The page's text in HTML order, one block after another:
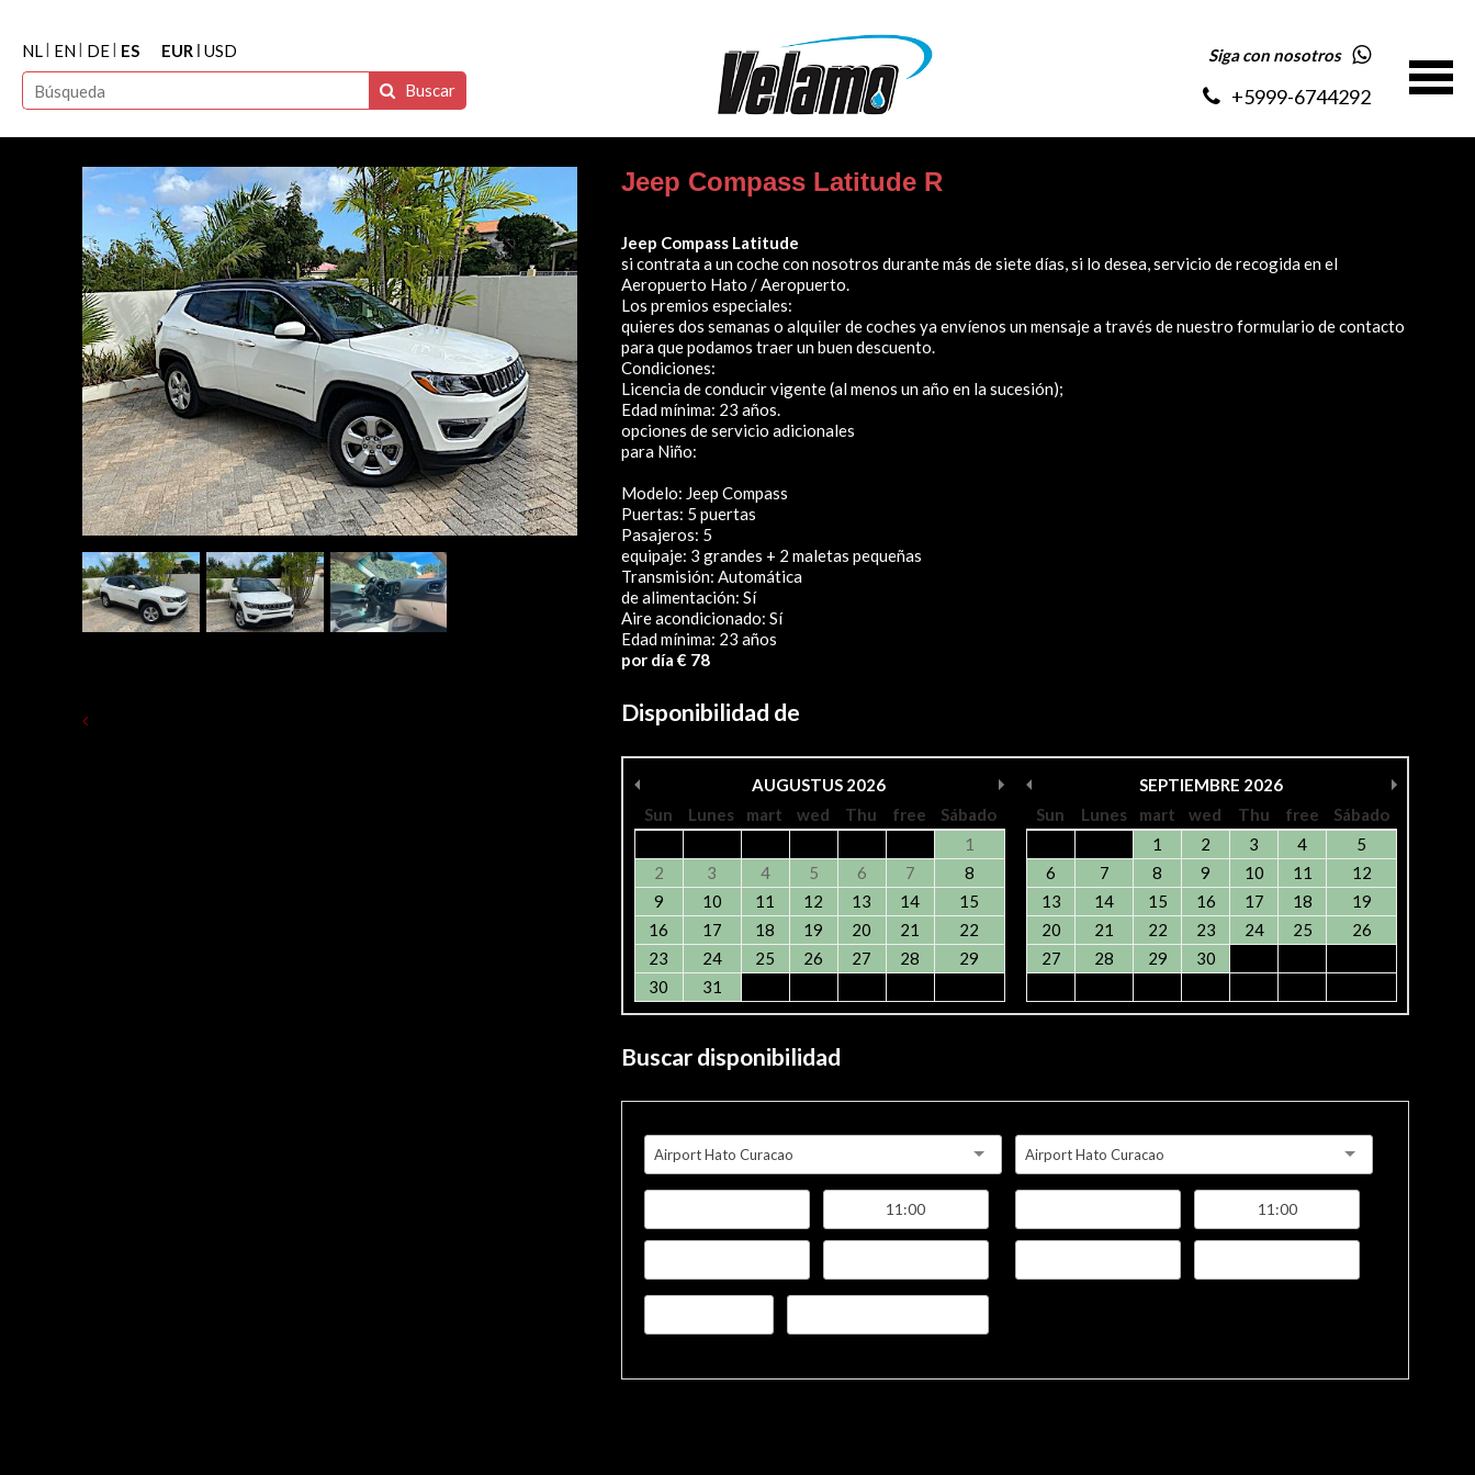
NL EN DE ES EUR USD
Buscar
Siga con nosotros
+5999-6744292
Jeep Compass Latitude R
Jeep Compass Latitude
si contrata a un coche con nosotros durante más de siete días, si lo desea, servicio de recogida en el
Aeropuerto Hato / Aeropuerto.
Los premios especiales:
quieres dos semanas o alquiler de coches ya envíenos un mensaje a través de nuestro formulario de contacto
para que podamos traer un buen descuento.
Condiciones:
Licencia de conducir vigente (al menos un año en la sucesión);
Edad mínima: 23 años.
opciones de servicio adicionales
para Niño:
Modelo: Jeep Compass
Puertas: 5 puertas
Pasajeros: 5
equipaje: 3 grandes + 2 maletas pequeñas
Transmisión: Automática
de alimentación: Sí
Aire acondicionado: Sí
Edad mínima: 23 años
por día € 78
Disponibilidad de
AUGUSTUS 2026
Sun
Lunes mart wed Thu free
Sábado
1
2
3 4 5 6 7
8
9
10 11 12 13 14
15
16
17 18 19 20 21
22
23
24 25 26 27 28
29
30
31
SEPTIEMBRE 2026
Sun
Lunes mart wed Thu free
Sábado
1
2 3 4
5
6
7 8 9 10 11
12
13
14 15 16 17 18
19
20
21 22 23 24 25
26
27
28 29 30
Buscar disponibilidad
Airport Hato Curacao Airport Hato Curacao